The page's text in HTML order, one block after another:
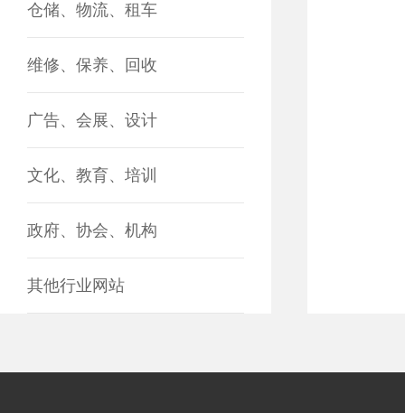
仓储、物流、租车
维修、保养、回收
广告、会展、设计
文化、教育、培训
政府、协会、机构
其他行业网站